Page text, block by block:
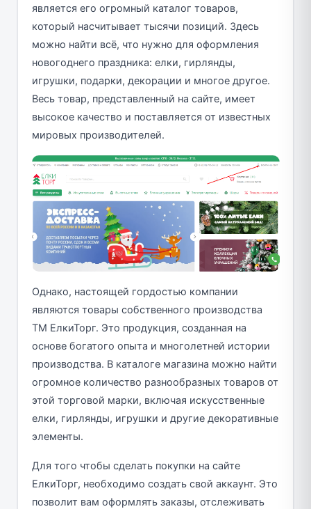
является его огромный каталог товаров,
который насчитывает тысячи позиций. Здесь
можно найти всё, что нужно для оформления
новогоднего праздника: елки, гирлянды,
игрушки, подарки, декорации и многое другое.
Весь товар, представленный на сайте, имеет
высокое качество и поставляется от известных
мировых производителей.
Однако, настоящей гордостью компании
являются товары собственного производства
ТМ ЕлкиТорг. Это продукция, созданная на
основе богатого опыта и многолетней истории
производства. В каталоге магазина можно найти
огромное количество разнообразных товаров от
этой торговой марки, включая искусственные
елки, гирлянды, игрушки и другие декоративные
элементы.
Для того чтобы сделать покупки на сайте
ЕлкиТорг, необходимо создать свой аккаунт. Это
позволит вам оформлять заказы, отслеживать